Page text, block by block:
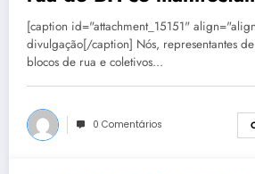
repúdio
[caption id="attachment_15151"
divulgação[/caption] Nós, representantes
blocos de rua e coletivos…
0 Comentários